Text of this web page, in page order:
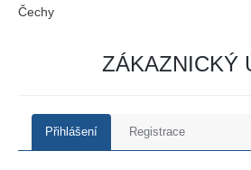
Čechy
ZÁKAZNICKÝ
Přihlášení Registrace